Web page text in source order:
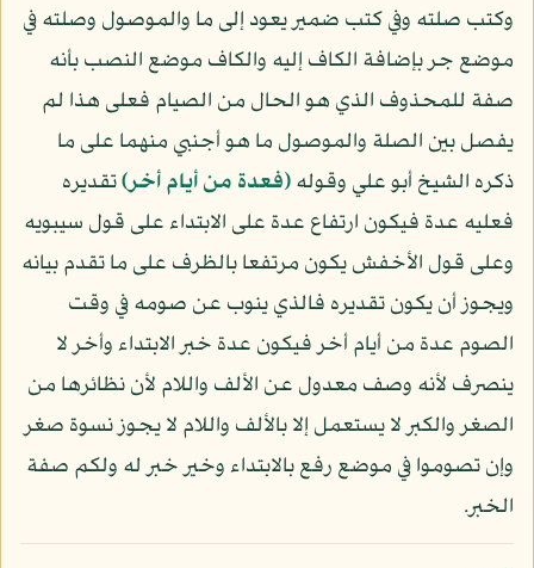
وكتب صلته وفي كتب ضمير يعود إلى ما والموصول وصلته في
موضع جر بإضافة الكاف إليه والكاف موضع النصب بأنه
صفة للمحذوف الذي هو الحال من الصيام فعلى هذا لم
يفصل بين الصلة والموصول ما هو أجنبي منهما على ما
ذكره الشيخ أبو علي وقوله﴿فعدة من أيام أخر﴾تقديره
فعليه عدة فيكون ارتفاع عدة على الابتداء على قول سيبويه
وعلى قول الأخفش يكون مرتفعا بالظرف على ما تقدم بيانه
ويجوز أن يكون تقديره فالذي ينوب عن صومه في وقت
الصوم عدة من أيام أخر فيكون عدة خبر الابتداء وأخر لا
ينصرف لأنه وصف معدول عن الألف واللام لأن نظائرها من
الصغر والكبر لا يستعمل إلا بالألف واللام لا يجوز نسوة صغر
وإن تصوموا في موضع رفع بالابتداء وخير خبر له ولكم صفة
الخبر.